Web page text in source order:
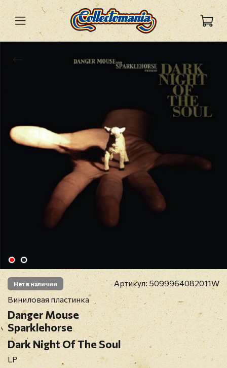
Нет в наличии Артикул: 5099964082011W
Виниловая пластинка
Danger Mouse
Sparklehorse
Dark Night Of The Soul
LP